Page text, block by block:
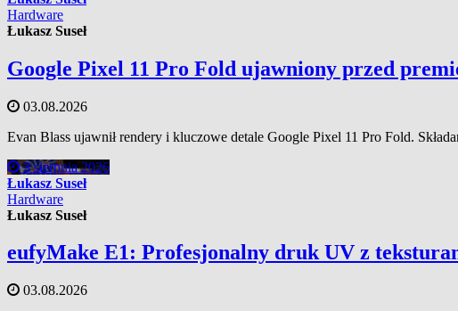
Hardware
Łukasz Suseł
Google Pixel 11 Pro Fold ujawniony przed
03.08.2026
Evan Blass ujawnił rendery i kluczowe detale Google Pixel 11 Pro Fold.
3 sierpnia 2026
Łukasz Suseł
Hardware
Łukasz Suseł
eufyMake E1: Profesjonalny druk UV z
03.08.2026